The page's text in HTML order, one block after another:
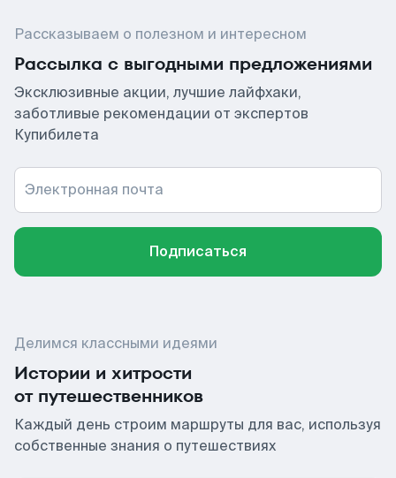
Рассказываем о полезном и интересном
Рассылка с выгодными предложениями
Эксклюзивные акции, лучшие лайфхаки,
заботливые рекомендации от экспертов
Купибилета
Электронная почта
Подписаться
Делимся классными идеями
Истории и хитрости
от путешественников
Каждый день строим маршруты для вас, используя
собственные знания о путешествиях